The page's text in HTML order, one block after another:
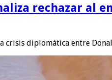
rechazar al
crisis diplomática entre